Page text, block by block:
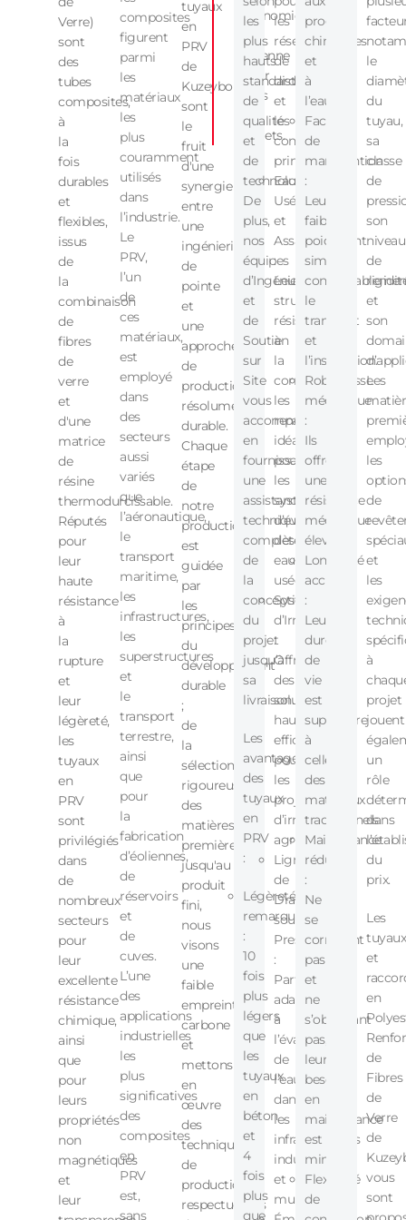
Verre)
sont
des
tubes
composites,
à
la
fois
durables
et
flexibles,
issus
de
la
combinaison
de
fibres
de
verre
et
d'une
matrice
de
résine
thermodurcissable.
Réputés
pour
leur
haute
résistance
à
la
rupture
et
leur
légèreté,
les
tuyaux
en
PRV
sont
privilégiés
dans
de
nombreux
secteurs
pour
leur
excellente
résistance
chimique,
ainsi
que
pour
leurs
propriétés
non
magnétiques
et
leur
composites
figurent
parmi
les
matériaux
les
plus
couramment
utilisés
dans
l’industrie.
Le
PRV,
l’un
de
ces
matériaux,
est
employé
dans
des
secteurs
aussi
variés
que
l’aéronautique,
le
transport
maritime,
les
infrastructures,
les
superstructures
et
le
transport
terrestre,
ainsi
que
pour
la
fabrication
d’éoliennes,
de
réservoirs
et
de
cuves.
L’une
des
applications
industrielles
les
plus
significatives
des
composites
en
PRV
est,
sans
tuyaux
en
PRV
de
Kuzeyboru
sont
le
fruit
d'une
synergie
entre
une
ingénierie
de
pointe
et
une
approche
de
production
résolument
durable.
Chaque
étape
de
notre
production
est
guidée
par
les
principes
du
développement
durable
;
de
la
sélection
rigoureuse
des
matières
premières
jusqu'au
produit
fini,
nous
visons
une
faible
empreinte
carbone
et
mettons
en
œuvre
des
techniques
de
production
respectueuses
économique
et
pérenne
pour
tous
vos
projets.
les
plus
hauts
standards
de
qualité
et
de
technologie.
De
plus,
nos
équipes
d’Ingénierie
et
de
Soutien
sur
Site
vous
accompagnent
en
fournissant
une
assistance
technique
complète,
de
la
conception
du
projet
jusqu’à
sa
livraison.
Les
avantages
des
tuyaux
en
PRV
:
Légèreté
remarquable
:
10
fois
plus
légers
que
les
tuyaux
en
béton
et
4
fois
plus
que
les
réseaux
de
distribution
et
les
conduites
principales.
Eaux
Usées
et
Assainissement
:
Leur
structure
résistante
à
la
corrosion
les
rend
idéaux
pour
les
systèmes
d’évacuation
des
eaux
usées.
Systèmes
d’Irrigation
:
Offrent
des
solutions
hautement
efficaces
pour
les
projets
d’irrigation
agricole.
Lignes
de
Drainage
sous
Pression
:
Parfaitement
adaptés
à
l’évacuation
de
l’eau
dans
les
infrastructures
industrielles
et
municipales.
produits
chimiques
et
à
l’eau.
Facilité
de
manutention
:
Leur
faible
poids
simplifie
le
transport
et
l’installation.
Robustesse
mécanique
:
Ils
offrent
une
résistance
mécanique
élevée.
Longévité
accrue
:
Leur
durée
de
vie
est
supérieure
à
celle
des
matériaux
traditionnels.
Maintenance
réduite
:
Ne
se
corrodant
pas
et
ne
s’obstruant
pas,
leur
besoin
en
maintenance
est
minime.
Flexibilité
de
le
du
tuyau,
sa
classe
de
son
niveau
de
et
son
Les
les
de
et
les
à
projet
jouent
un
rôle
dans
du
prix.
Les
tuyaux
et
en
de
Fibres
de
Verre
de
vous
sont